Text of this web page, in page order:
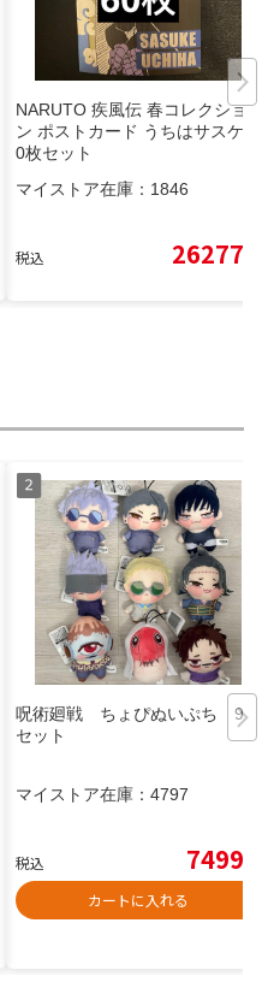
NARUTO 疾風伝 春コレクショ
ン ポストカード うちはサスケ 6
0枚セット
マイストア在庫： 1846
税込 26277
呪術廻戦 ちょぴぬいぷち 9種
セット
マイストア在庫： 4797
税込 7499
カートに入れる